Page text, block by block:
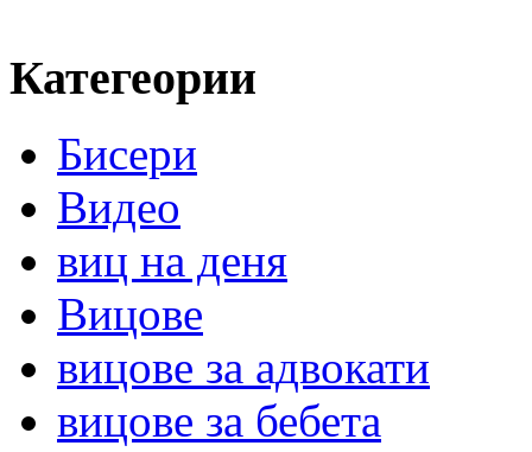
Категеории
Бисери
Видео
виц на деня
Вицове
вицове за адвокати
вицове за бебета